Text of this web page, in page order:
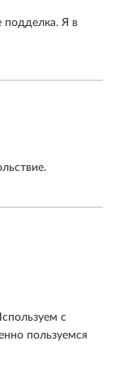
подделка. Я в
с
пользуемся